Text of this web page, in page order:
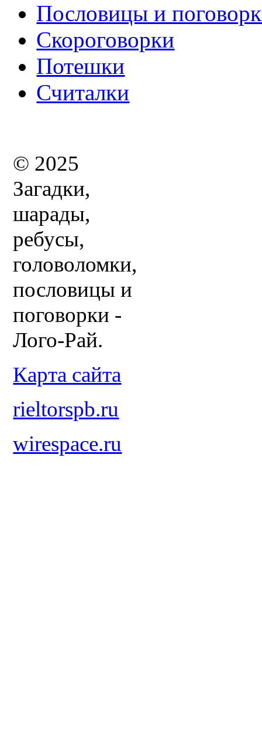
Пословицы и
Скороговорки
Потешки
Считалки
© 2025
Загадки,
шарады,
ребусы,
головоломки,
пословицы и
поговорки -
Лого-Рай.
Карта сайта
rieltorspb.ru
wirespace.ru